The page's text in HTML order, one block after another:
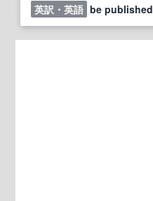
英訳・英語 be published